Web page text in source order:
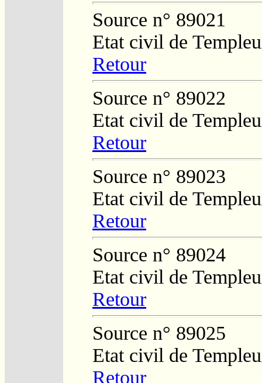
Source n° 89021
Etat civil de
Retour
Source n° 89022
Etat civil de
Retour
Source n° 89023
Etat civil de
Retour
Source n° 89024
Etat civil de
Retour
Source n° 89025
Etat civil de
Retour